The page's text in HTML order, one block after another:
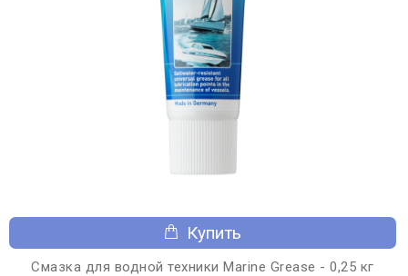
Купить
Смазка для водной техники Marine Grease - 0,25 кг